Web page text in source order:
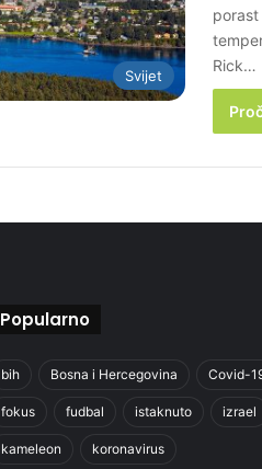
Svijet
Rick…
Popularno
bih Bosna i Hercegovina Covid-
fokus fudbal istaknuto izrael
kameleon koronavirus